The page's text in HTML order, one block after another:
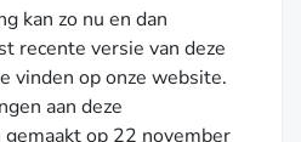
kan zo nu en dan
recente versie van deze
vinden op onze website.
aan deze
gemaakt op 22 november